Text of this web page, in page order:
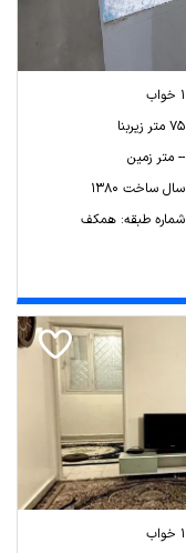
1 خواب
75 متر زیربنا
-- متر زمین
سال ساخت 1380
شماره طبقه: همکف
1 خواب